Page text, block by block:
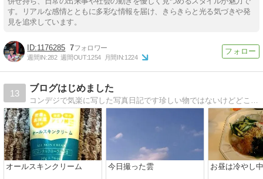
す。リアルな感情とともに多彩な情報を届け、きらきらと光る気づきや発
見を追求しています。
1176285 7
週間IN:282 週間OUT:1254 月間IN:1224
13
ブログはじめました
オールスキンクリーム 今日撮った雲 お昼は冷やし